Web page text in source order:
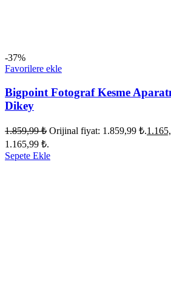
-37%
Favorilere ekle
Bigpoint Fotograf Kesme
Dikey
1.859,99₺ Orijinal fiyat: 1.859,99 ₺.
1.165,99 ₺.
Sepete Ekle